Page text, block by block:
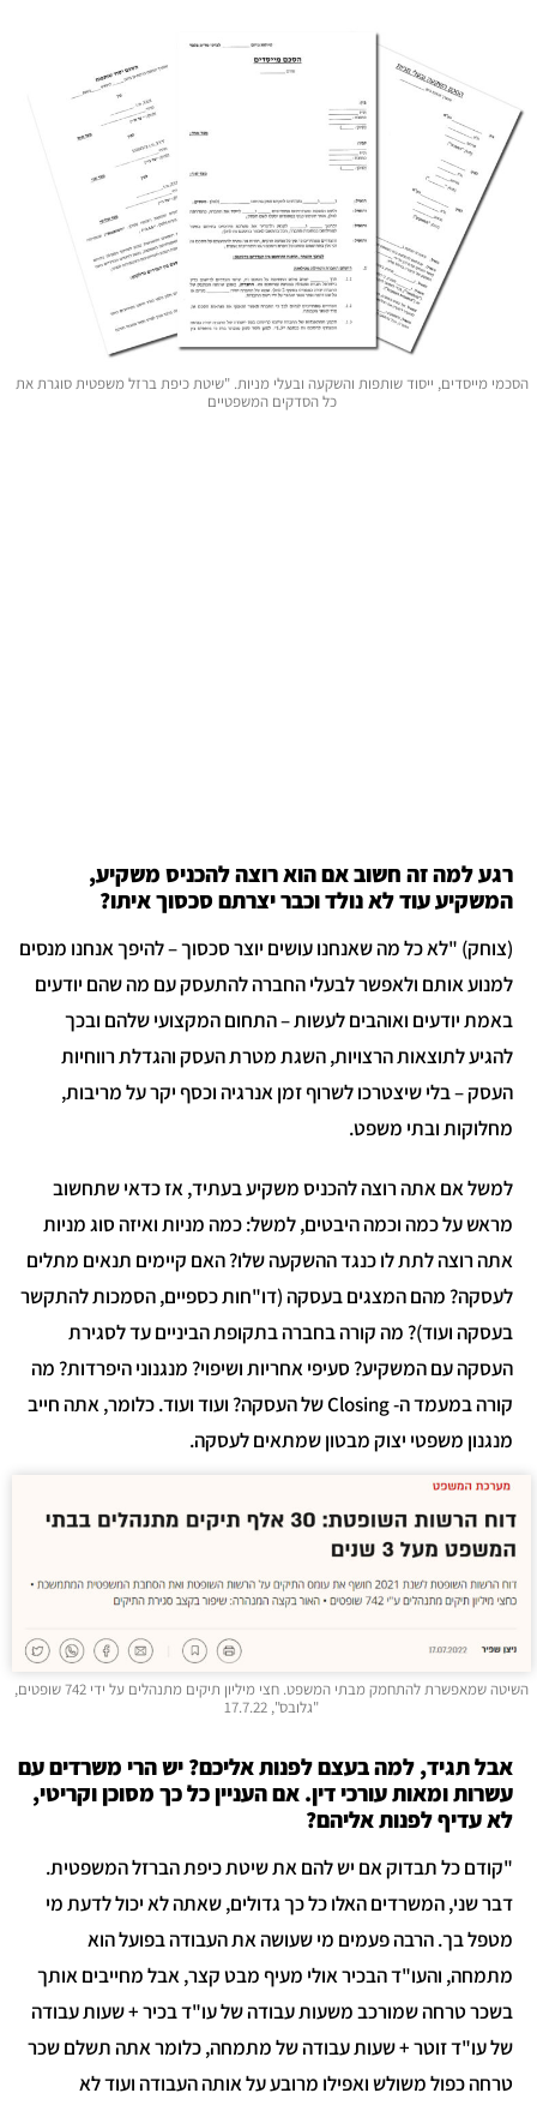
מייסדים, ייסוד שותפות והשקעה ובעלי מניות. "שיטת כיפת ברזל משפטית סוגרת את
כל הסדקים המשפטיים
למה זה חשוב אם הוא רוצה להכניס משקיע,
עוד לא נולד וכבר יצרתם סכסוך איתו?
"לא כל מה שאנחנו עושים יוצר סכסוך – להיפך אנחנו מנסים
אותם ולאפשר לבעלי החברה להתעסק עם מה שהם יודעים
יודעים ואוהבים לעשות – התחום המקצועי שלהם ובכך
לתוצאות הרצויות, השגת מטרת העסק והגדלת רווחיות
– בלי שיצטרכו לשרוף זמן אנרגיה וכסף יקר על מריבות,
ובתי משפט.
אם אתה רוצה להכניס משקיע בעתיד, אז כדאי שתחשוב
על כמה וכמה היבטים, למשל: כמה מניות ואיזה סוג מניות
רוצה לתת לו כנגד ההשקעה שלו? האם קיימים תנאים מתלים
מהם המצגים בעסקה (דו"חות כספיים, הסמכות להתקשר
ועוד)? מה קורה בחברה בתקופת הביניים עד לסגירת
עם המשקיע? סעיפי אחריות ושיפוי? מנגנוני היפרדות? מה
קורה במעמד ה- Closing של העסקה? ועוד ועוד. כלומר, אתה חייב
משפטי יצוק מבטון שמתאים לעסקה.
השיטה שמאפשרת להתחמק מבתי המשפט. חצי מיליון תיקים מתנהלים על ידי 742 שופטים,
"גלובס", 17.7.22
תגיד, למה בעצם לפנות אליכם? יש הרי משרדים עם
ומאות עורכי דין. אם העניין כל כך מסוכן וקריטי,
עדיף לפנות אליהם?
כל תבדוק אם יש להם את שיטת כיפת הברזל המשפטית.
שני, המשרדים האלו כל כך גדולים, שאתה לא יכול לדעת מי
בך. הרבה פעמים מי שעושה את העבודה בפועל הוא
והעו"ד הבכיר אולי מעיף מבט קצר, אבל מחייבים אותך
טרחה שמורכב משעות עבודה של עו"ד בכיר + שעות עבודה
עו"ד זוטר + שעות עבודה של מתמחה, כלומר אתה תשלם שכר
כפול משולש ואפילו מרובע על אותה העבודה ועוד לא